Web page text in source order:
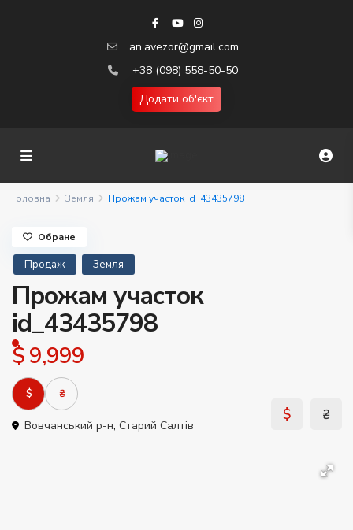
an.avezor@gmail.com
+38 (098) 558-50-50
Додати об'єкт
Головна Земля Прожам участок id_43435798
Продаж Земля
Прожам участок
id_43435798
$ 9,999
$ ₴
Вовчанський р-н, Старий Салтів
Обране
$ ₴